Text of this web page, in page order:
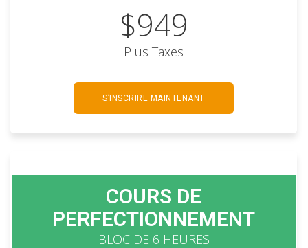
$949
Plus Taxes
S’INSCRIRE MAINTENANT
COURS DE
PERFECTIONNEMENT
BLOC DE 6 HEURES